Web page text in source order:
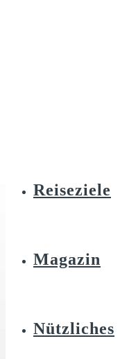
Reiseziele
Magazin
Nützliches